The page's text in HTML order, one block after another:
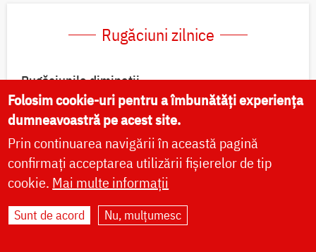
Rugăciuni zilnice
Rugăciunile dimineții
Rugăciunile serii
Paraclisul Preasfintei Născătoare de Dumnezeu
Canon de pocăință către Domnul nostru Iisus
Folosim cookie-uri pentru a îmbunătăți experiența
dumneavoastră pe acest site.
Prin continuarea navigării în această pagină
confirmați acceptarea utilizării fișierelor de tip
cookie. Mai multe informații
Sunt de acord Nu, mulțumesc